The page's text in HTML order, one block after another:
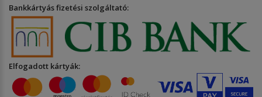
Bankkártyás fizetési szolgáltató:
Elfogadott kártyák: